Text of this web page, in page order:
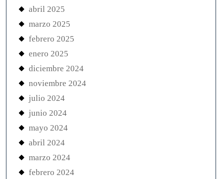
abril 2025
marzo 2025
febrero 2025
enero 2025
diciembre 2024
noviembre 2024
julio 2024
junio 2024
mayo 2024
abril 2024
marzo 2024
febrero 2024